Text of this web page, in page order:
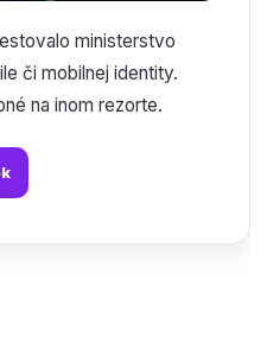
ministerstvo
či mobilnej identity.
na inom rezorte.